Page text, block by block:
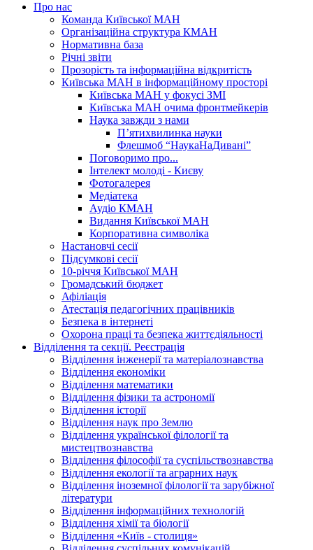
Про нас
Команда Київської МАН
Організаційна структура КМАН
Нормативна база
Річні звіти
Прозорість та інформаційна відкритість
Київська МАН в інформаційному просторі
Київська МАН у фокусі ЗМІ
Київська МАН очима фронтмейкерів
Наука завжди з нами
П’ятихвилинка науки
Флешмоб “НаукаНаДивані”
Поговоримо про...
Інтелект молоді - Києву
Фотогалерея
Медіатека
Аудіо КМАН
Видання Київської МАН
Корпоративна символіка
Настановчі сесії
Підсумкові сесії
10-річчя Київської МАН
Громадський бюджет
Афіліація
Атестація педагогічних працівників
Безпека в інтернеті
Охорона праці та безпека життєдіяльності
Відділення та секції. Реєстрація
Відділення інженерії та матеріалознавства
Відділення економіки
Відділення математики
Відділення фізики та астрономії
Відділення історії
Відділення наук про Землю
Відділення української філології та
мистецтвознавства
Відділення філософії та суспільствознавства
Відділення екології та аграрних наук
Відділення іноземної філології та зарубіжної
літератури
Відділення інформаційних технологій
Відділення хімії та біології
Відділення «Київ - столиця»